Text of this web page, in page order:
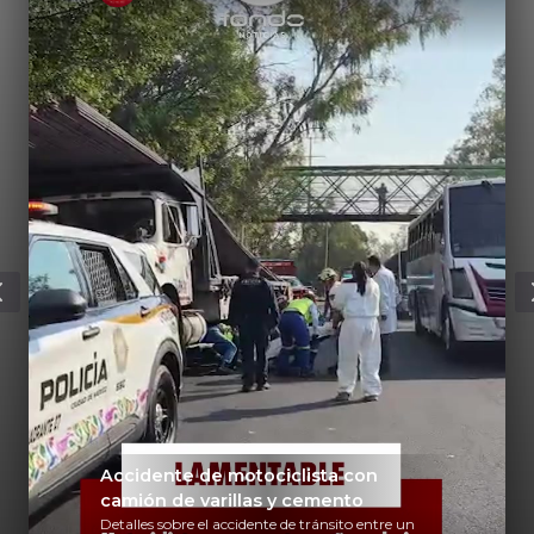
Accidente de motociclista con
camión de varillas y cemento
Detalles sobre el accidente de tránsito entre un